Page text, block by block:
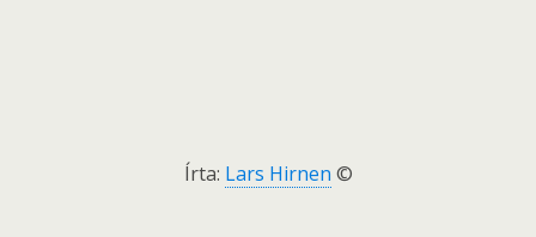
Írta: Lars Hirnen ©